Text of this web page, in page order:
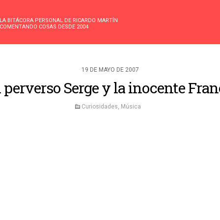
LA BITÁCORA PERSONAL DE RICARDO MARTÍN
COMENTANDO COSAS DESDE 2004
19 DE MAYO DE 2007
perverso Serge y la inocente
Curiosidades, Música